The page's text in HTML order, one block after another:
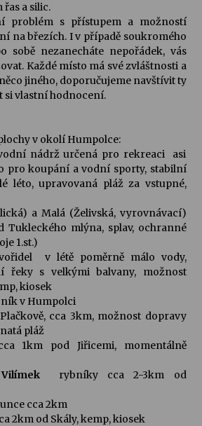
ploty
7. 2026
koncerty ve Stromovce: Rufus Miller
7. 2026
7. 2026
prázdnin
7. 2026
kousek za Humpolec. V Želivě ožije
Josefa Čapka
7. 2026
recitál Michala Novenka v Klášteře
– Malovaný svět
6. 2026
řas a silic.
problém s přístupem a možností
na březích. I v případě soukromého
sobě nezanecháte nepořádek, vás
Každé místo má své zvláštnosti a
jiného, doporučujeme navštívit ty
si vlastní hodnocení.
v okolí Humpolce:
nádrž určená pro rekreaci  asi
pro koupání a vodní sporty, stabilní
léto, upravovaná pláž za vstupné,
a Malá (Želivská, vyrovnávací)
Tukleckého mlýna, splav, ochranné
1.st.)
 v létě poměrně málo vody,
řeky s velkými balvany, možnost
kiosek
v Humpolci
Plačkově, cca 3km, možnost dopravy
pláž
1km pod Jiřicemi, momentálně
 rybníky cca 2-3km od
cca 2km
2km od Skály, kemp, kiosek